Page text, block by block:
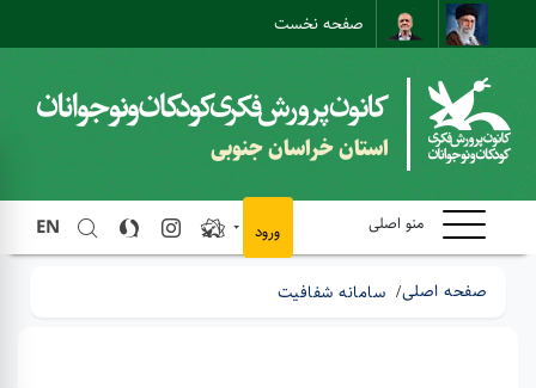
صفحه نخست
نقشه سایت
ارتباط مستقیم
استان خراسان جنوبی
منو اصلی EN ورود
صفحه اصلی سامانه شفافیت